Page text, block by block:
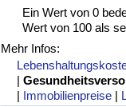
Ein Wert von 0
Wert von 100 als
Mehr Infos:
|
| Immobilienpreise |
Verkehr